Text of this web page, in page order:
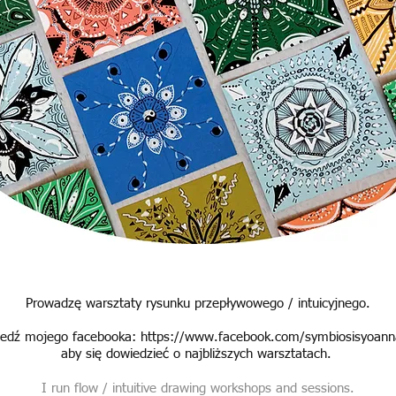
Prowadzę warsztaty rysunku przepływowego / intuicyjnego.
mojego facebooka: https://www.facebook.com/
aby się dowiedzieć o najbliższych warsztatach.
I run flow / intuitive drawing workshops and sessions.